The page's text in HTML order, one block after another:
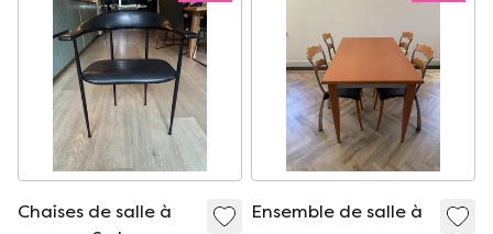
Chaises de salle à
Ensemble de salle à